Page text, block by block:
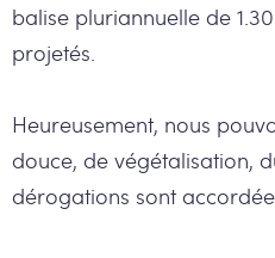
balise pluriannuelle de
projetés.
Heureusement, nous
douce, de végétalisation,
dérogations sont